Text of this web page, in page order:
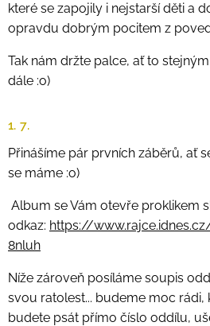
které se zapojily i nejstarší děti a
opravdu dobrým pocitem z
Tak nám držte palce, ať to
dále :o)
1. 7.
Přinášíme pár prvních záběrů, ať
se máme :o)
Album se Vám otevře proklikem
odkaz: https://
8nluh
Níže zároveň posíláme soupis
svou ratolest... budeme moc rádi,
budete psát přímo číslo oddílu,